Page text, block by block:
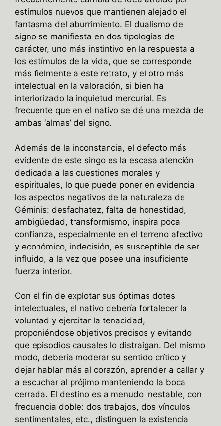
estímulos nuevos que mantienen alejado el
fantasma del aburrimiento. El dualismo del
signo se manifiesta en dos tipologías de
carácter, uno más instintivo en la respuesta a
los estímulos de la vida, que se corresponde
más fielmente a este retrato, y el otro más
intelectual en la valoración, si bien ha
interiorizado la inquietud mercurial. Es
frecuente que en el nativo se dé una mezcla de
ambas ‘almas’ del signo.
Además de la inconstancia, el defecto más
evidente de este singo es la escasa atención
dedicada a las cuestiones morales y
espirituales, lo que puede poner en evidencia
los aspectos negativos de la naturaleza de
Géminis: desfachatez, falta de honestidad,
ambigüedad, transformismo, inspira poca
confianza, especialmente en el terreno afectivo
y económico, indecisión, es susceptible de ser
influido, a la vez que posee una insuficiente
fuerza interior.
Con el fin de explotar sus óptimas dotes
intelectuales, el nativo debería fortalecer la
voluntad y ejercitar la tenacidad,
proponiéndose objetivos precisos y evitando
que episodios causales lo distraigan. Del mismo
modo, debería moderar su sentido crítico y
dejar hablar más al corazón, aprender a callar y
a escuchar al prójimo manteniendo la boca
cerrada. El destino es a menudo inestable, con
frecuencia doble: dos trabajos, dos vínculos
sentimentales, etc., distinguen la existencia